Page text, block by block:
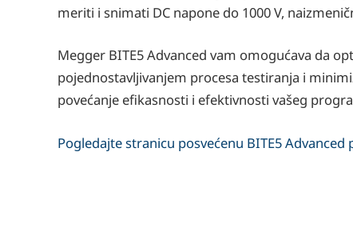
meriti i snimati DC napone do 1000 V,
Megger BITE5 Advanced vam omogućava da
pojednostavljivanjem procesa testiranja i
povećanje efikasnosti i efektivnosti vašeg
Pogledajte stranicu posvećenu BITE5